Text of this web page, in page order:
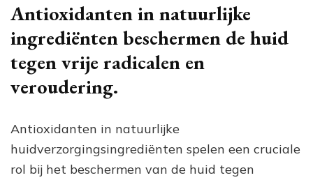
Antioxidanten in natuurlijke
ingrediënten beschermen de huid
tegen vrije radicalen en
veroudering.
Antioxidanten in natuurlijke
huidverzorgingsingrediënten spelen een cruciale
rol bij het beschermen van de huid tegen